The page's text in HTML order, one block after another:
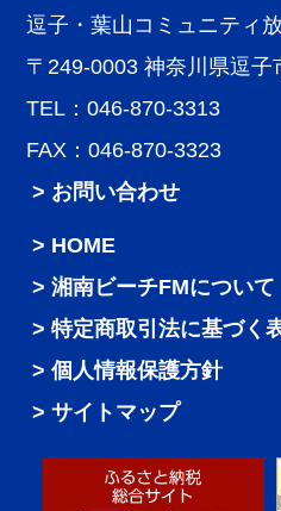
逗子・葉山コミュニティ
〒249-0003 神奈川県逗子
TEL：046-870-3313
FAX：046-870-3323
> お問い合わせ
HOME
湘南ビーチFMについて
特定商取引法に基づく
個人情報保護方針
サイトマップ